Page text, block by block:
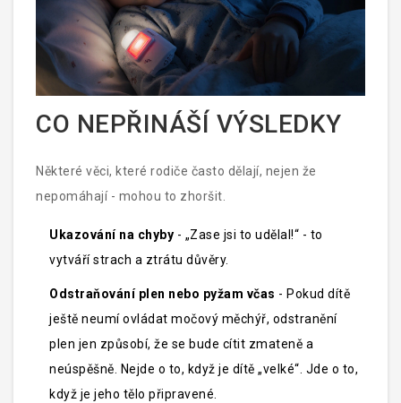
CO NEPŘINÁŠÍ VÝSLEDKY
Některé věci, které rodiče často dělají, nejen že
nepomáhají - mohou to zhoršit.
Ukazování na chyby - „Zase jsi to udělal!“ - to
vytváří strach a ztrátu důvěry.
Odstraňování plen nebo pyžam včas - Pokud dítě
ještě neumí ovládat močový měchýř, odstranění
plen jen způsobí, že se bude cítit zmateně a
neúspěšně. Nejde o to, když je dítě „velké“. Jde o to,
když je jeho tělo připravené.